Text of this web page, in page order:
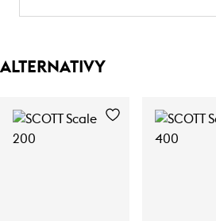
ALTERNATIVY